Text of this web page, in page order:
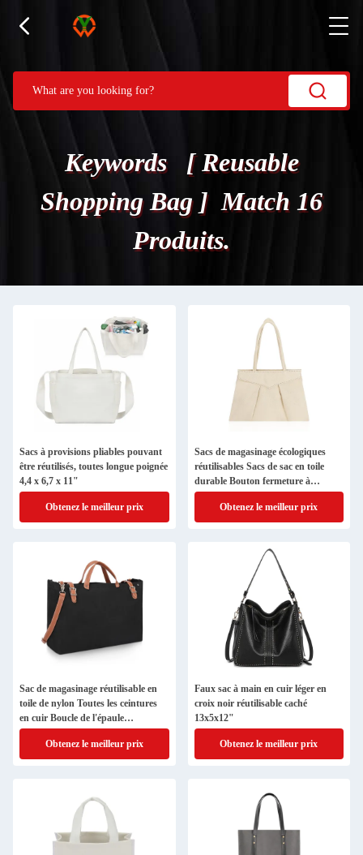
Keywords [ Reusable
Shopping Bag ] Match 16
Produits.
Sacs à provisions pliables pouvant
être réutilisés, toutes longue poignée
4,4 x 6,7 x 11"
Obtenez le meilleur prix
Sacs de magasinage écologiques
réutilisables Sacs de sac en toile
durable Bouton fermeture à
glissière 10x7 "
Obtenez le meilleur prix
Sac de magasinage réutilisable en
toile de nylon Toutes les ceintures
en cuir Boucle de l'épaule
44x13x38cm
Obtenez le meilleur prix
Faux sac à main en cuir léger en
croix noir réutilisable caché
13x5x12"
Obtenez le meilleur prix